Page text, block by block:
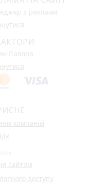
з реклами
Павлов
компаній
сайтом
доступу